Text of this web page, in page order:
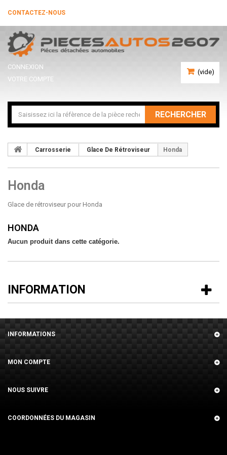
CONTACTEZ-NOUS
(vide)
CONNEXION
VOTRE COMPTE
RECHERCHER
Carrosserie Glace De Rétroviseur Honda
Honda
Glace de rétroviseur pour Honda
HONDA
Aucun produit dans cette catégorie.
INFORMATION
INFORMATIONS
MON COMPTE
NOUS SUIVRE
COORDONNÉES DU MAGASIN